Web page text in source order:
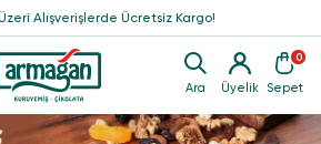
Ara Üyelik
0
Sepet
Alışverişlerde Ücretsiz Kargo!